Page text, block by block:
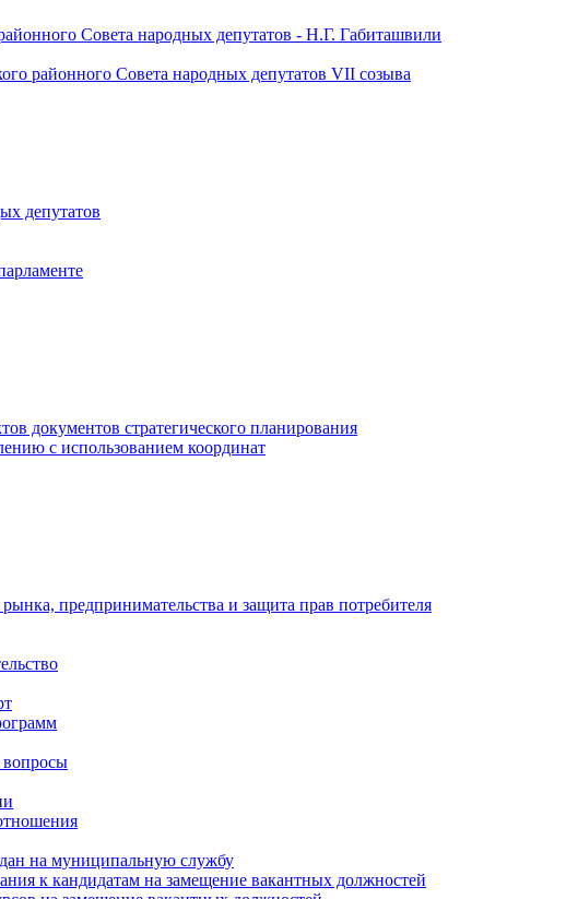
Совета народных депутатов - Н.Г. Габиташвили
районного Совета народных депутатов VII созыва
депутатов
документов стратегического планирования
с использованием координат
рынка, предпринимательства и защита прав потребителя
на муниципальную службу
к кандидатам на замещение вакантных должностей